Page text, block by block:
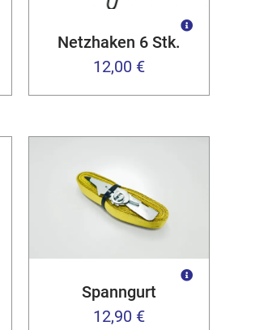
Netzhaken 6 Stk.
12,00 €
Spanngurt
12,90 €